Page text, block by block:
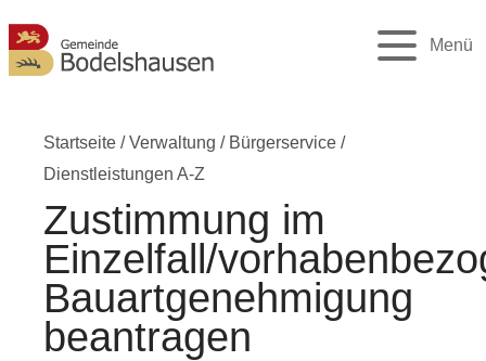
Menü
Startseite /Verwaltung / Bürgerservice /
Dienstleistungen A-Z
Zustimmung im
Einzelfall/
Bauartgenehmigung
beantragen